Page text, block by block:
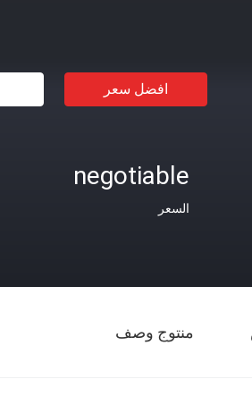
افضل سعر
negotiable
السعر
منتوج وصف